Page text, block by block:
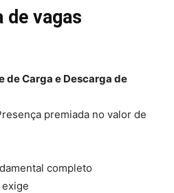
de vagas
de Carga e Descarga de
premiada no valor de
completo